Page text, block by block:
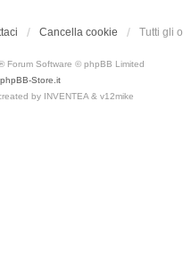
Cancella cookie Tutti gli
Forum Software © phpBB Limited
phpBB-Store.it
by INVENTEA & v12mike